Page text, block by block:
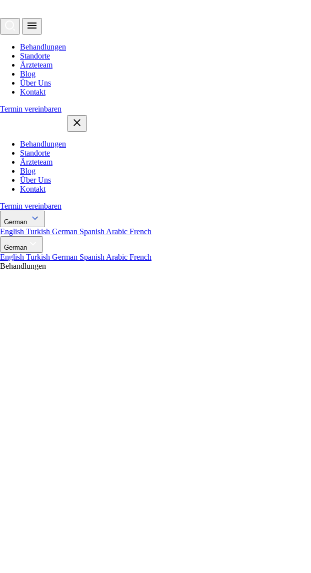
Behandlungen
Standorte
Ärzteteam
Blog
Über Uns
Kontakt
Termin vereinbaren
Behandlungen
Standorte
Ärzteteam
Blog
Über Uns
Kontakt
Termin vereinbaren
German
English Turkish German Spanish Arabic French
German
English Turkish German Spanish Arabic French
Behandlungen